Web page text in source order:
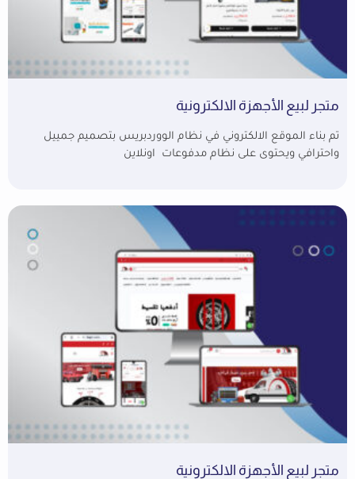
متجر لبيع الأجهزة الالكترونية
تم بناء الموقع الالكتروني في نظام الووردبريس بتصميم جمييل
واحترافي ويحتوى على نظام مدفوعات اونلاين
متجر لبيع الأجهزة الالكترونية